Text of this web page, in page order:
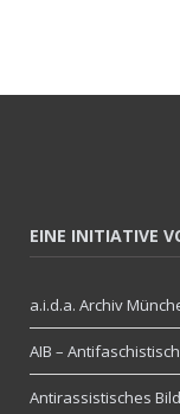
EINE INITIATIVE
a.i.d.a. Archiv
AIB –
Antirassistisches